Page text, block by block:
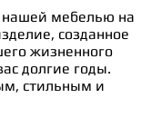
нашей мебелью на
созданное
жизненного
долгие годы.
стильным и